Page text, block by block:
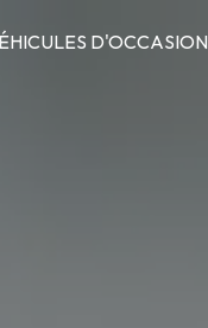
D'OCCASION